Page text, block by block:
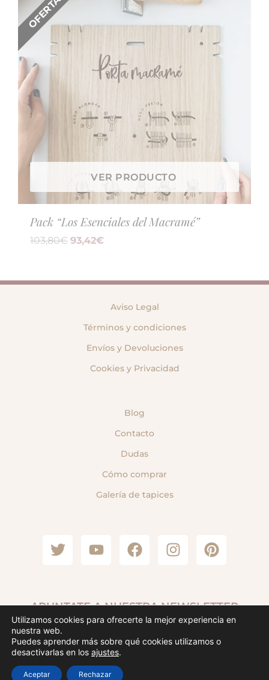
VER PRODUCTO
Pack “Los Esenciales del Macramé”
103,80€ 93,42€
Aviso Legal
Términos y condiciones
Envíos y Devoluciones
Cookies y Privacidad
Blog
Contacto
Dudas
Cómo comprar
Galería de tapices
APUNTATE A NUESTRA NEWSLETTER
Deja tu mail y recibe el 10% de descuento para tu
primera compra.
Utilizamos cookies para ofrecerte la mejor experiencia en
nuestra web.
Puedes aprender más sobre qué cookies utilizamos o
desactivarlas en los ajustes.
Aceptar Rechazar
💬 ¿Necesitas ayuda?